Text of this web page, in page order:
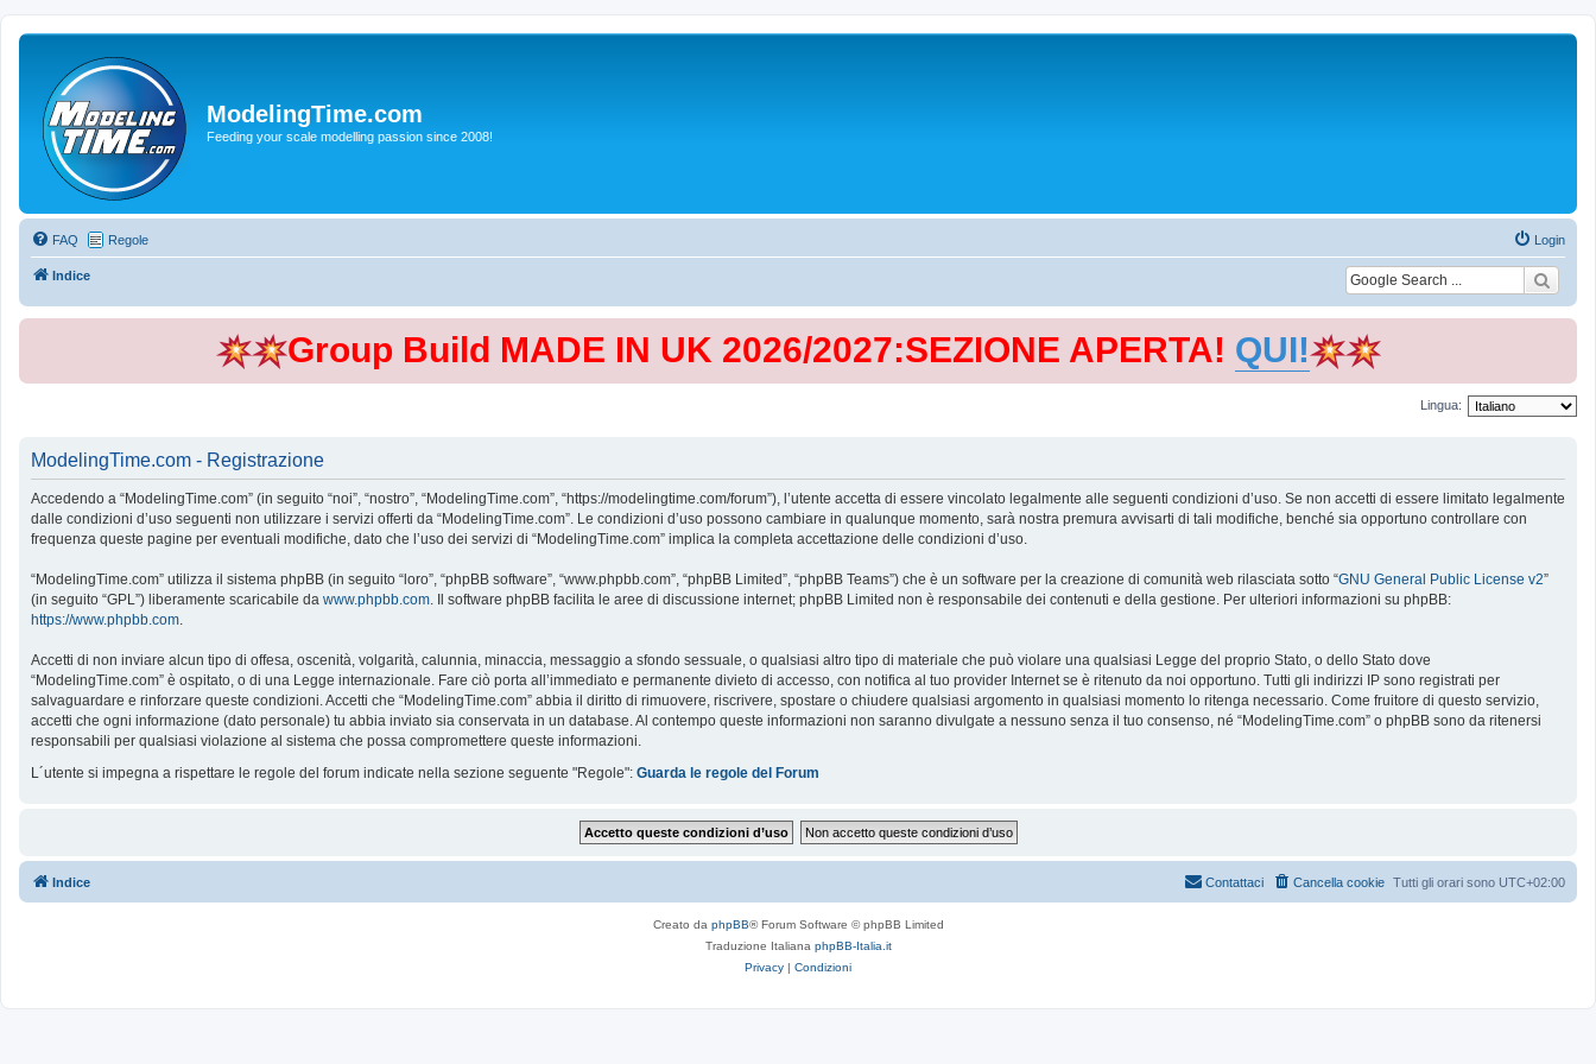
ModelingTime.com
Feeding your scale modelling passion since 2008!
FAQ Regole Login
Indice
Group Build MADE IN UK 2026/2027:SEZIONE APERTA! QUI!
Lingua:
ModelingTime.com - Registrazione
Accedendo a “ModelingTime.com” (in seguito “noi”, “nostro”, “ModelingTime.com”, “https://modelingtime.com/forum”), l’utente accetta di essere vincolato legalmente alle seguenti condizioni d’uso. Se non accetti di essere limitato legalmente
dalle condizioni d’uso seguenti non utilizzare i servizi offerti da “ModelingTime.com”. Le condizioni d’uso possono cambiare in qualunque momento, sarà nostra premura avvisarti di tali modifiche, benché sia opportuno controllare con
frequenza queste pagine per eventuali modifiche, dato che l’uso dei servizi di “ModelingTime.com” implica la completa accettazione delle condizioni d’uso.
“ModelingTime.com” utilizza il sistema phpBB (in seguito “loro”, “phpBB software”, “www.phpbb.com”, “phpBB Limited”, “phpBB Teams”) che è un software per la creazione di comunità web rilasciata sotto “GNU General Public License v2”
(in seguito “GPL”) liberamente scaricabile da www.phpbb.com . Il software phpBB facilita le aree di discussione internet; phpBB Limited non è responsabile dei contenuti e della gestione. Per ulteriori informazioni su phpBB:
https://www.phpbb.com
Accetti di non inviare alcun tipo di offesa, oscenità, volgarità, calunnia, minaccia, messaggio a sfondo sessuale, o qualsiasi altro tipo di materiale che può violare una qualsiasi Legge del proprio Stato, o dello Stato dove
“ModelingTime.com” è ospitato, o di una Legge internazionale. Fare ciò porta all’immediato e permanente divieto di accesso, con notifica al tuo provider Internet se è ritenuto da noi opportuno. Tutti gli indirizzi IP sono registrati per
salvaguardare e rinforzare queste condizioni. Accetti che “ModelingTime.com” abbia il diritto di rimuovere, riscrivere, spostare o chiudere qualsiasi argomento in qualsiasi momento lo ritenga necessario. Come fruitore di questo servizio,
accetti che ogni informazione (dato personale) tu abbia inviato sia conservata in un database. Al contempo queste informazioni non saranno divulgate a nessuno senza il tuo consenso, né “ModelingTime.com” o phpBB sono da ritenersi
responsabili per qualsiasi violazione al sistema che possa compromettere queste informazioni.
L´utente si impegna a rispettare le regole del forum indicate nella sezione seguente "Regole": Guarda le regole del Forum
Indice Tutti gli orari sono UTC+02:00
Cancella cookie
Contattaci
Creato da phpBB® Forum Software © phpBB Limited
Traduzione Italiana phpBB-Italia.it
Privacy | Condizioni